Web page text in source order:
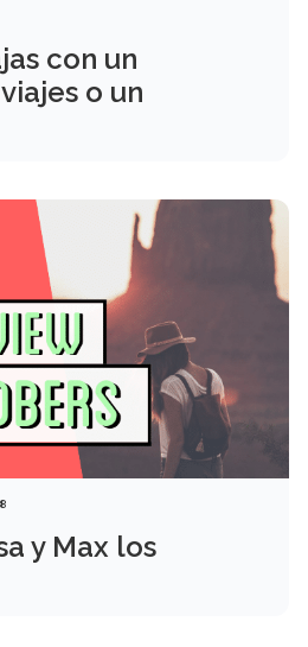
con un
o un
y Max los